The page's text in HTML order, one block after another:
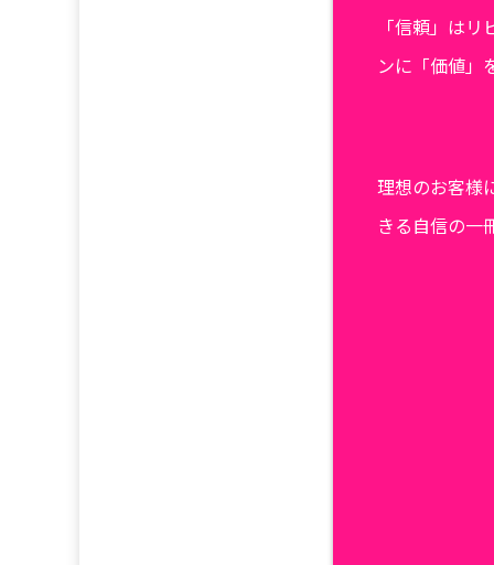
「信頼」は
ンに「価値」
理想のお客様
きる自信の一